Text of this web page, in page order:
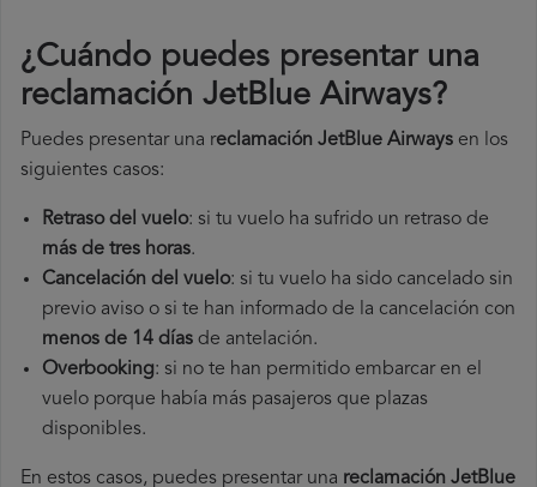
¿Cuándo puedes presentar una
reclamación JetBlue Airways?
Puedes presentar una reclamación JetBlue Airways en los
siguientes casos:
Retraso del vuelo: si tu vuelo ha sufrido un retraso de
más de tres horas.
Cancelación del vuelo: si tu vuelo ha sido cancelado sin
previo aviso o si te han informado de la cancelación con
menos de 14 días de antelación.
Overbooking: si no te han permitido embarcar en el
vuelo porque había más pasajeros que plazas
disponibles.
En estos casos, puedes presentar una reclamación JetBlue